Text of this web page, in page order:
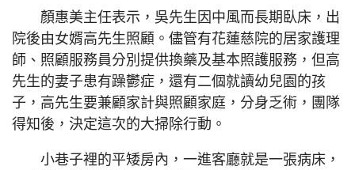
顏惠美主任表示，吳先生因中風而長期臥床，出
院後由女婿高先生照顧。儘管有花蓮慈院的居家護理
師、照顧服務員分別提供換藥及基本照護服務，但高
先生的妻子患有躁鬱症，還有二個就讀幼兒園的孩
子，高先生要兼顧家計與照顧家庭，分身乏術，團隊
得知後，決定這次的大掃除行動。
小巷子裡的平矮房內，一進客廳就是一張病床，